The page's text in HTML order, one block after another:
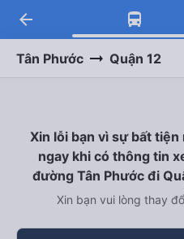
arrow_back
Tân Phước Quận 12
Xin lỗi bạn vì sự bất
ngay khi có thông tin
đường Tân Phước đi
Xin bạn vui lòng thay